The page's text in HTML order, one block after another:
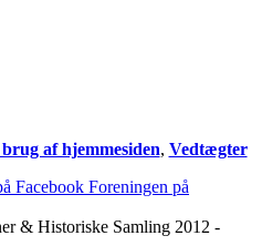
af hjemmesiden, Vedtægter
Facebook Foreningen på
& Historiske Samling 2012 -